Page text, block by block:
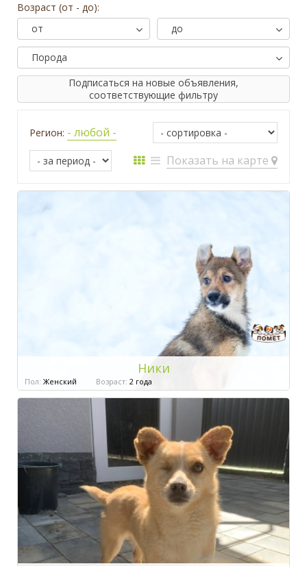
Возраст (от - до):
от
до
Порода
Подписаться на новые объявления,
соответствующие фильтру
Регион: - любой -
Показать на карте
Ники
Пол: Женский Возраст: 2 года